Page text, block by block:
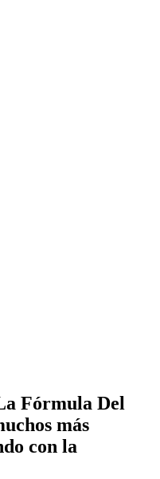
Fórmula Del
más
con la